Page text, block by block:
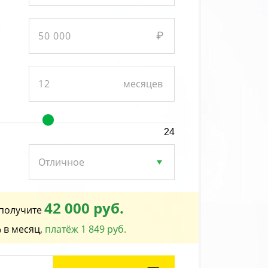
24
42 000 руб.
в месяц, платёж 1 849 руб.